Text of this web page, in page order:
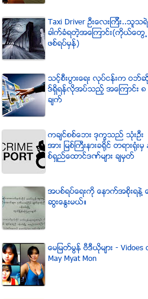
Taxi Driver ဦးေလးၾကီး..သူသရဲ
ခာက္ခံရတဲ့အေၾကာင္း(ကိုယ္ေတြ႕ ျ
ဖစ္ရပ္မွန္)
သင့္စီးပြားေရး လုပ္ငန္းက ဝဘ္
ဒ္ရွိရန္လိုအပ္သည့္ အေၾကာင္း ၈
ခ်က္
ကခ်င္စစ္ေဘး ဒုကၡသည္ သံုးဦး
အား ျမစ္ႀကီးနားခရိုင္ တရားရံုးမွ
စ္ရွည္ေထာင္ဒဏ္မ်ား ခ်မွတ္
အပစ္ရပ္ေရးကို ေနာက္အစိုးရနဲ႔
ဆြးေႏြးမယ္။
ေမျမတ္မြန္ ဗီဒီယုိမ်ား - Vidoes
May Myat Mon